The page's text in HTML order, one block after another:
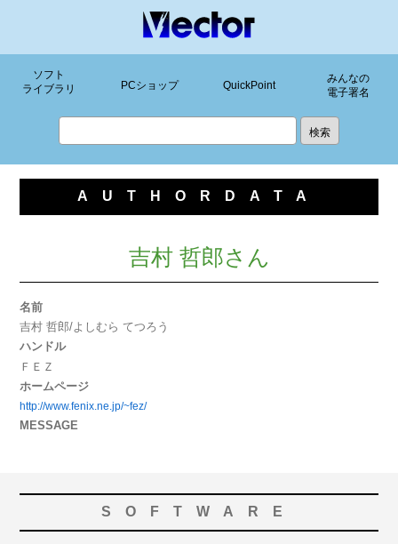
ソフト
ライブラリ
PCショップ QuickPoint
みんなの
電子署名
AUTHORDATA
吉村 哲郎さん
名前
吉村 哲郎/よしむら てつろう
ハンドル
ＦＥＺ
ホームページ
http://www.fenix.ne.jp/~fez/
MESSAGE
SOFTWARE